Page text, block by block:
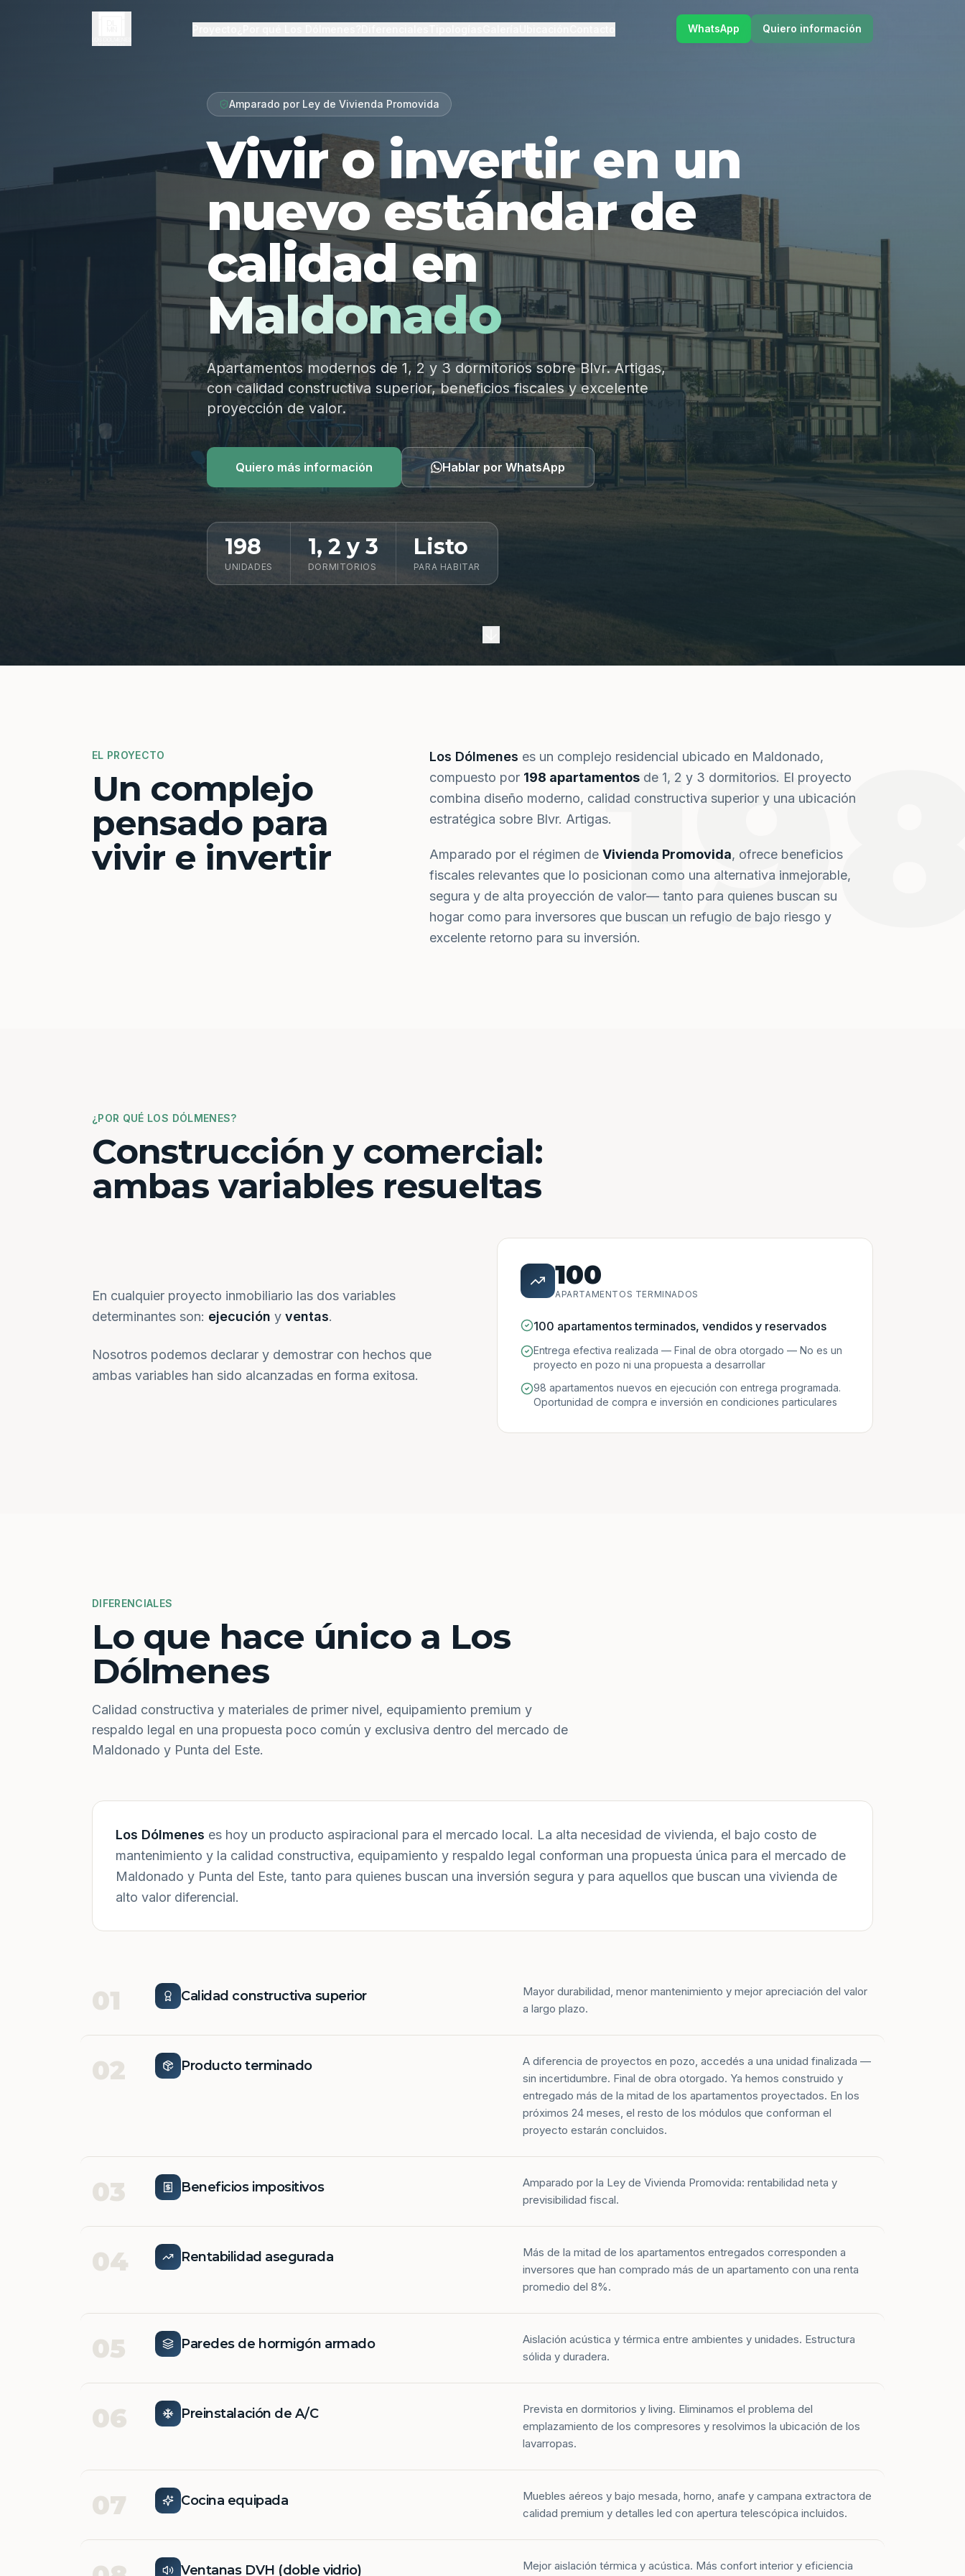
WhatsApp Quiero información
Amparado por Ley de Vivienda Promovida
Vivir o invertir en un
nuevo estándar de
calidad en
Maldonado
Apartamentos modernos de 1, 2 y 3 dormitorios sobre Blvr. Artigas,
con calidad constructiva superior, beneficios fiscales y excelente
proyección de valor.
Quiero más información Hablar por WhatsApp
198
UNIDADES
1, 2 y 3
DORMITORIOS
Listo
PARA HABITAR
EL PROYECTO
Un complejo
pensado para
vivir e invertir
Los Dólmenes es un complejo residencial ubicado en Maldonado,
compuesto por 198 apartamentos de 1, 2 y 3 dormitorios. El proyecto
combina diseño moderno, calidad constructiva superior y una ubicación
estratégica sobre Blvr. Artigas.
Amparado por el régimen de Vivienda Promovida, ofrece beneficios
fiscales relevantes que lo posicionan como una alternativa inmejorable,
segura y de alta proyección de valor— tanto para quienes buscan su
hogar como para inversores que buscan un refugio de bajo riesgo y
excelente retorno para su inversión.
¿POR QUÉ LOS DÓLMENES?
Construcción y comercial:
ambas variables resueltas
En cualquier proyecto inmobiliario las dos variables
determinantes son: ejecución y ventas.
Nosotros podemos declarar y demostrar con hechos que
ambas variables han sido alcanzadas en forma exitosa.
100
APARTAMENTOS TERMINADOS
100 apartamentos terminados, vendidos y reservados
Entrega efectiva realizada — Final de obra otorgado — No es un
proyecto en pozo ni una propuesta a desarrollar
98 apartamentos nuevos en ejecución con entrega programada.
Oportunidad de compra e inversión en condiciones particulares
DIFERENCIALES
Lo que hace único a Los
Dólmenes
Calidad constructiva y materiales de primer nivel, equipamiento premium y
respaldo legal en una propuesta poco común y exclusiva dentro del mercado de
Maldonado y Punta del Este.
Los Dólmenes es hoy un producto aspiracional para el mercado local. La alta necesidad de vivienda, el bajo costo de
mantenimiento y la calidad constructiva, equipamiento y respaldo legal conforman una propuesta única para el mercado de
Maldonado y Punta del Este, tanto para quienes buscan una inversión segura y para aquellos que buscan una vivienda de
alto valor diferencial.
01 Calidad constructiva superior
Mayor durabilidad, menor mantenimiento y mejor apreciación del valor
a largo plazo.
02 Producto terminado
A diferencia de proyectos en pozo, accedés a una unidad finalizada —
sin incertidumbre. Final de obra otorgado. Ya hemos construido y
entregado más de la mitad de los apartamentos proyectados. En los
próximos 24 meses, el resto de los módulos que conforman el
proyecto estarán concluidos.
03 Beneficios impositivos
Amparado por la Ley de Vivienda Promovida: rentabilidad neta y
previsibilidad fiscal.
04 Rentabilidad asegurada
Más de la mitad de los apartamentos entregados corresponden a
inversores que han comprado más de un apartamento con una renta
promedio del 8%.
05 Paredes de hormigón armado
Aislación acústica y térmica entre ambientes y unidades. Estructura
sólida y duradera.
06 Preinstalación de A/C
Prevista en dormitorios y living. Eliminamos el problema del
emplazamiento de los compresores y resolvimos la ubicación de los
lavarropas.
07 Cocina equipada
Muebles aéreos y bajo mesada, horno, anafe y campana extractora de
calidad premium y detalles led con apertura telescópica incluidos.
Ventanas DVH (doble vidrio) Mejor aislación térmica y acústica. Más confort interior y eficiencia